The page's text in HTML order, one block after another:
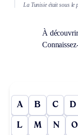
La Tunisie était sous le
À découvrir
A B C D
L M N O